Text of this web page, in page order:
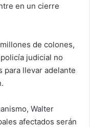
en un cierre
de colones,
judicial no
para llevar adelante
Walter
afectados serán